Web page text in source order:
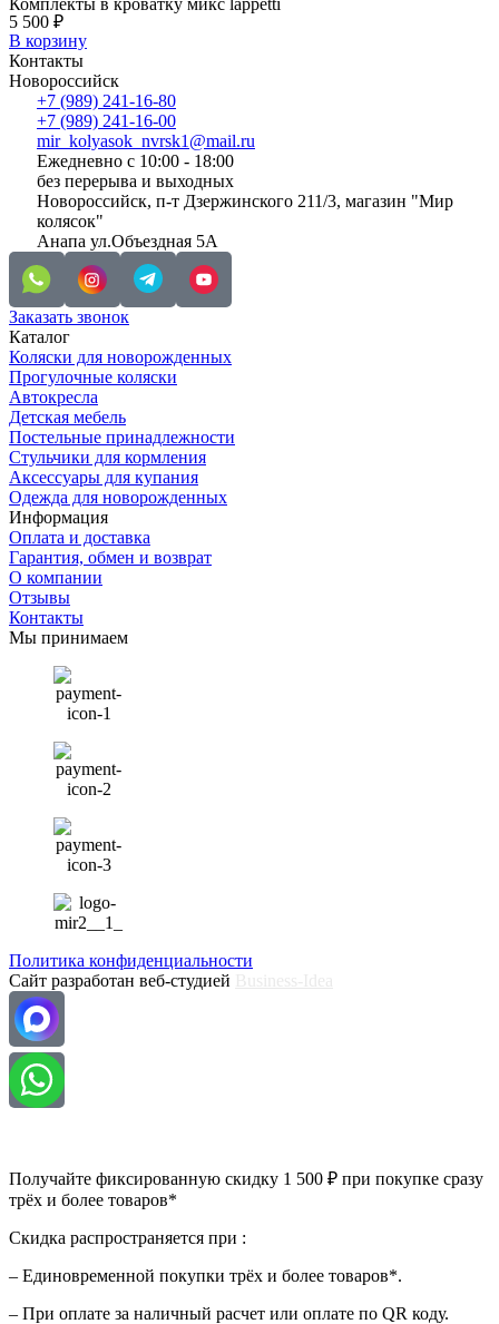
5 500 ₽
В корзину
Контакты
Новороссийск
+7 (989) 241-16-80
+7 (989) 241-16-00
mir_kolyasok_nvrsk1@mail.ru
Ежедневно с 10:00 - 18:00
без перерыва и выходных
Новороссийск, п-т Дзержинского 211/3, магазин "Мир
колясок"
Анапа ул.Объездная 5А
Заказать звонок
Каталог
Коляски для новорожденных
Прогулочные коляски
Автокресла
Детская мебель
Постельные принадлежности
Стульчики для кормления
Аксессуары для купания
Одежда для новорожденных
Информация
Оплата и доставка
Гарантия, обмен и возврат
О компании
Отзывы
Контакты
Мы принимаем
Политика конфиденциальности
Сайт разработан веб-студией
Получайте фиксированную скидку 1 500 ₽ при покупке сразу
трёх и более товаров*
Скидка распространяется при :
– Единовременной покупки трёх и более товаров*.
– При оплате за наличный расчет или оплате по QR коду.